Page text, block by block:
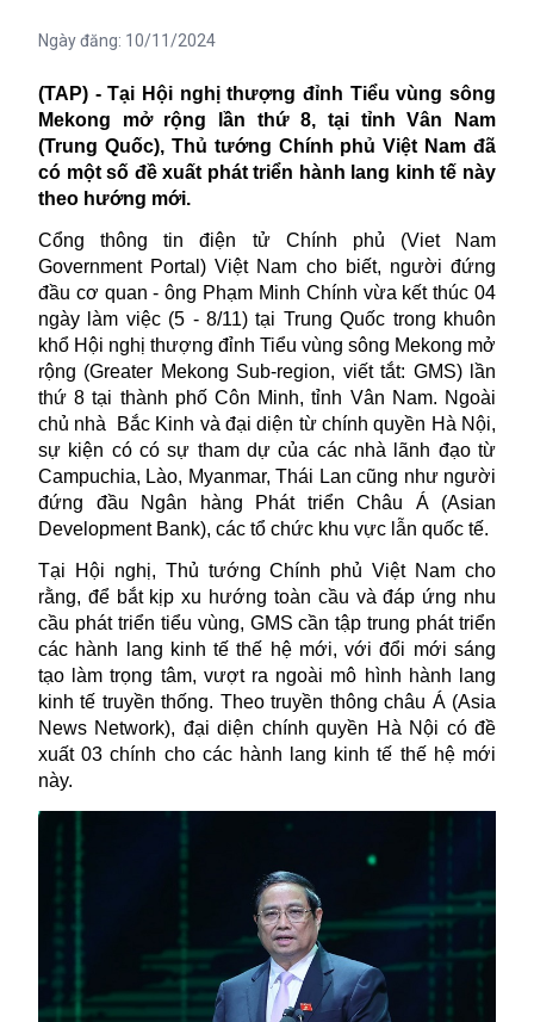
Ngày đăng: 10/11/2024
(TAP) - Tại Hội nghị thượng đỉnh Tiểu vùng sông
Mekong mở rộng lần thứ 8, tại tỉnh Vân Nam
(Trung Quốc), Thủ tướng Chính phủ Việt Nam đã
có một số đề xuất phát triển hành lang kinh tế này
theo hướng mới.
Cổng thông tin điện tử Chính phủ (Viet Nam
Government Portal) Việt Nam cho biết, người đứng
đầu cơ quan - ông Phạm Minh Chính vừa kết thúc 04
ngày làm việc (5 - 8/11) tại Trung Quốc trong khuôn
khổ Hội nghị thượng đỉnh Tiểu vùng sông Mekong mở
rộng (Greater Mekong Sub-region, viết tắt: GMS) lần
thứ 8 tại thành phố Côn Minh, tỉnh Vân Nam. Ngoài
chủ nhà
Bắc Kinh và đại diện từ chính quyền Hà Nội,
sự kiện có có sự tham dự của các nhà lãnh đạo từ
Campuchia, Lào, Myanmar, Thái Lan cũng như người
đứng đầu Ngân hàng Phát triển Châu Á (Asian
Development Bank), các tổ chức khu vực lẫn quốc tế.
Tại Hội nghị, Thủ tướng Chính phủ Việt Nam cho
rằng, để bắt kịp xu hướng toàn cầu và đáp ứng nhu
cầu phát triển tiểu vùng, GMS cần tập trung phát triển
các hành lang kinh tế thế hệ mới, với đổi mới sáng
tạo làm trọng tâm, vượt ra ngoài mô hình hành lang
kinh tế truyền thống. Theo truyền thông châu Á (Asia
News Network), đại diện chính quyền Hà Nội có đề
xuất 03 chính cho các hành lang kinh tế thế hệ mới
này.